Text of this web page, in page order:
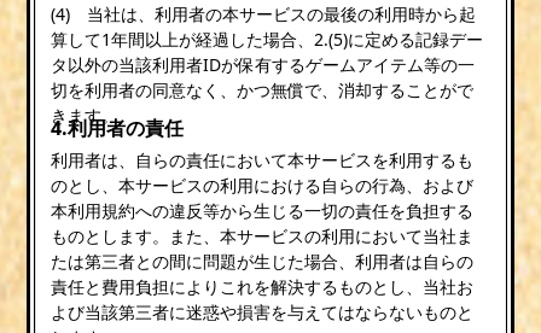
(4) 当社は、利用者の本サービスの最後の利用時から起
算して1年間以上が経過した場合、2.(5)に定める記録デー
タ以外の当該利用者IDが保有するゲームアイテム等の一
切を利用者の同意なく、かつ無償で、消却することがで
きます。
4.利用者の責任
利用者は、自らの責任において本サービスを利用するも
のとし、本サービスの利用における自らの行為、および
本利用規約への違反等から生じる一切の責任を負担する
ものとします。また、本サービスの利用において当社ま
たは第三者との間に問題が生じた場合、利用者は自らの
責任と費用負担によりこれを解決するものとし、当社お
よび当該第三者に迷惑や損害を与えてはならないものと